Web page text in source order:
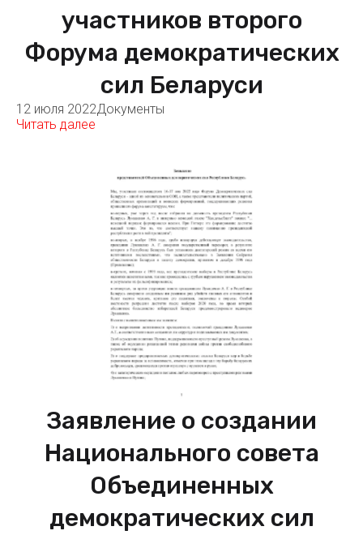
участников второго
Форума демократических
сил Беларуси
12 июля 2022Документы
Читать далее
Заявление о создании
Национального совета
Объединенных
демократических сил